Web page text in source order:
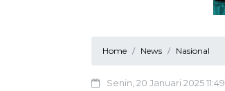
Home News Nasional
Senin, 20 Januari 2025 11:49